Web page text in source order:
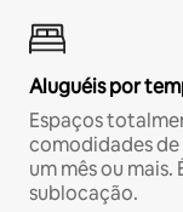
Aluguéis por
Espaços
comodidades de
um mês ou
sublocação.